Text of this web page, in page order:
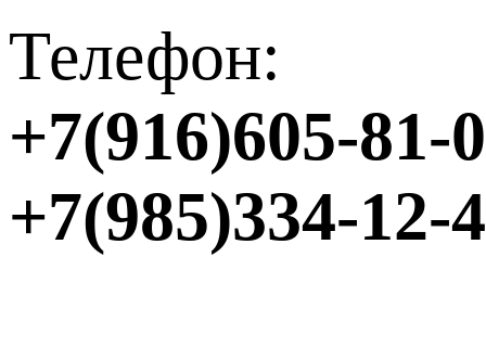
Телефон:
+7(916)605-81-
+7(985)334-12-